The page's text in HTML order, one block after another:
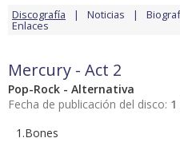
Discografía Noticias
Enlaces
Mercury - Act 2
Pop-Rock - Alternativa
Fecha de publicación del disco:
1.Bones